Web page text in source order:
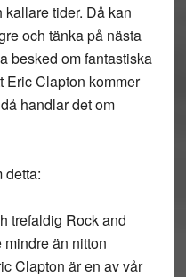
kallare tider. Då kan
och tänka på nästa
besked om fantastiska
Eric Clapton kommer
handlar det om
detta:
trefaldig Rock and
än nitton
Clapton är en av vår